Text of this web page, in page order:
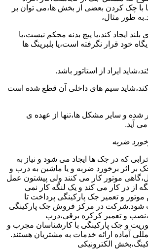
چک کردن بعضی از بخش ها،می توان بر
طور مثال،
ایجاد کند،یا پیچ بدنه محکم نیست،یا
خود قرار نگرفته است،یا بلبرینگ ها
ایراد از استاتور باشد.
کند،شاید سیم های داخلی آن قطع شده است
شده و سایر مشکل ها،تنها از عهده ی
آید.
ضربه
که در جک ها ایجاد می شود و نیاز به
بر اثر برخورد ضربه و یا ماشین به درب و
موتور کار می کنند ولی پیشتون عمل
از در کار می کند و یک لنگه کار نمی
و تعمیر جک پارکینگی پرداخت تا
شود.شرکت در مرکز فروش جک پارکینگی
و تعمیر کرکره برقی،درب
و جک پارکینگی با کارشناسان مجرب و
آماده ارائه خدمات به مشتریان هستند.
الکترونیکی